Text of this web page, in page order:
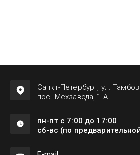
Санкт-Петербург, ул.
пос. Мехзавода, 1 А
пн-пт с 7:00 до 17:00
сб-вс (по